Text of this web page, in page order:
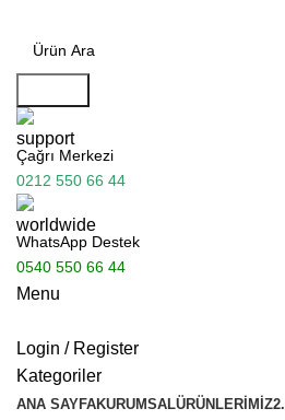
Çağrı Merkezi
0212 550 66 44
WhatsApp Destek
0540 550 66 44
Menu
Login / Register
Kategoriler
ANA SAYFAKURUMSALÜRÜNLERIMIZ